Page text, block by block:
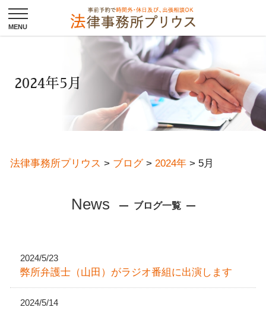
2024年5月
法律事務所プリウス > ブログ> 2024年 > 5月
News ブログ一覧
2024/5/23
弊所弁護士（山田）がラジオ番組に出演します
2024/5/14